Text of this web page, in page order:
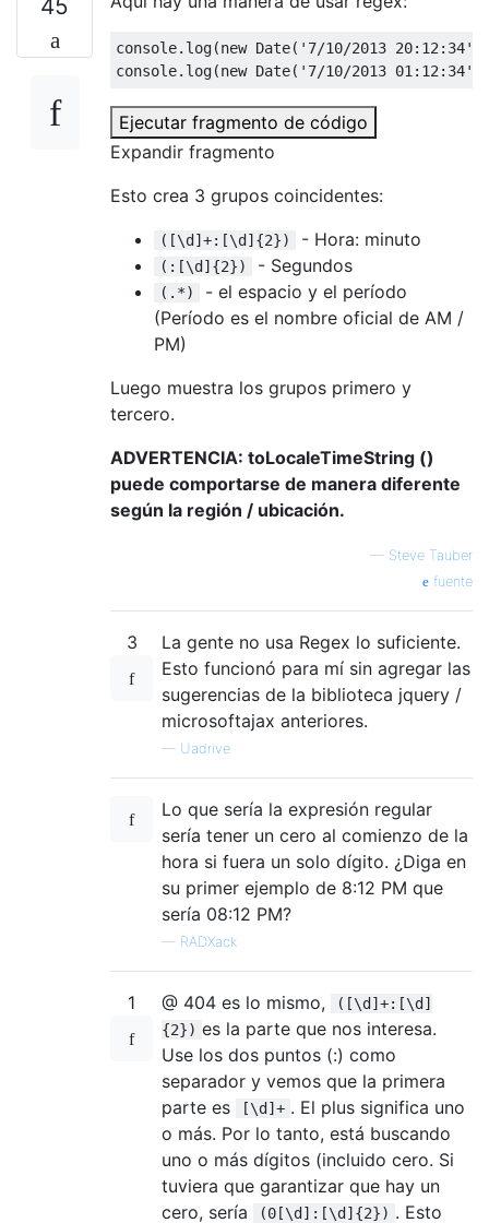
45
console. log(new Date( '7/10/2013 20:12:34'
console. log(new Date( '7/10/2013 01:12:34'
Ejecutar fragmento de código
Expandir fragmento
Esto crea 3 grupos coincidentes:
([\d]+:[\d]{2}) - Hora: minuto
(:[\d]{2}) - Segundos
(.*)
- el espacio y el período
(Período es el nombre oficial de AM /
PM)
Luego muestra los grupos primero y
tercero.
ADVERTENCIA: toLocaleTimeString ()
puede comportarse de manera diferente
según la región / ubicación.
— Steve Tauber
fuente
3
La gente no usa Regex lo suficiente.
Esto funcionó para mí sin agregar las
sugerencias de la biblioteca jquery /
microsoftajax anteriores.
— Uadrive
Lo que sería la expresión regular
sería tener un cero al comienzo de la
hora si fuera un solo dígito. ¿Diga en
su primer ejemplo de 8:12 PM que
sería 08:12 PM?
— RADXack
1 @ 404 es lo mismo,
([\d]+:[\d]
{2}) es la parte que nos interesa.
Use los dos puntos (:) como
separador y vemos que la primera
parte es
[\d]+ . El plus significa uno
o más. Por lo tanto, está buscando
uno o más dígitos (incluido cero. Si
tuviera que garantizar que hay un
cero, sería
(0[\d]:[\d]{2}) . Esto